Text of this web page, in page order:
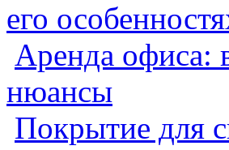
его
Аренда офиса:
нюансы
Покрытие для